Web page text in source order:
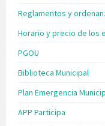
Reglamentos y
Horario y precio de los
PGOU
Biblioteca Municipal
Plan Emergencia
APP Participa